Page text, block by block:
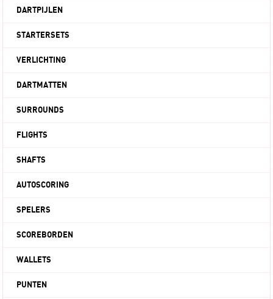
DARTPIJLEN
STARTERSETS
VERLICHTING
DARTMATTEN
SURROUNDS
FLIGHTS
SHAFTS
AUTOSCORING
SPELERS
SCOREBORDEN
WALLETS
PUNTEN